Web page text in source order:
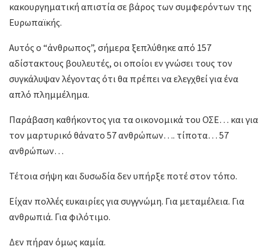
κακουργηματική απιστία σε βάρος των συμφερόντων της
Ευρωπαϊκής.
Αυτός ο “άνθρωπος”, σήμερα ξεπλύθηκε από 157
αδίστακτους βουλευτές, οι οποίοι εν γνώσει τους τον
συγκάλυψαν λέγοντας ότι θα πρέπει να ελεγχθεί για ένα
απλό πλημμέλημα.
Παράβαση καθήκοντος για τα οικονομικά του ΟΣΕ… και για
τον μαρτυρικό θάνατο 57 ανθρώπων…. τίποτα… 57
ανθρώπων…
Τέτοια σήψη και δυσωδία δεν υπήρξε ποτέ στον τόπο.
Είχαν πολλές ευκαιρίες για συγγνώμη. Για μεταμέλεια. Για
ανθρωπιά. Για φιλότιμο.
Δεν πήραν όμως καμία.